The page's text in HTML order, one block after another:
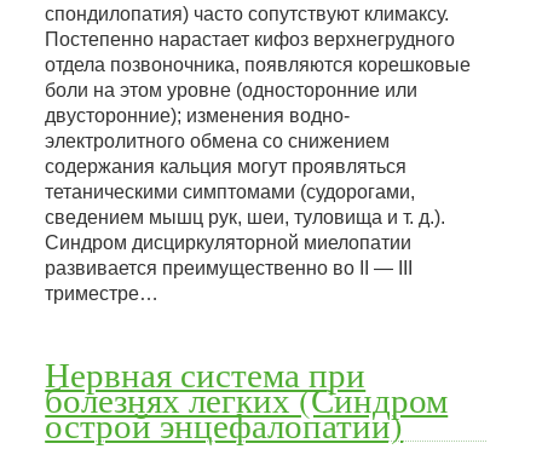
спондилопатия) часто сопутствуют климаксу.
Постепенно нарастает кифоз верхнегрудного
отдела позвоночника, появляются корешковые
боли на этом уровне (односторонние или
двусторонние); изменения водно-
электролитного обмена со снижением
содержания кальция могут проявляться
тетаническими симптомами (судорогами,
сведением мышц рук, шеи, туловища и т. д.).
Синдром дисциркуляторной миелопатии
развивается преимущественно во II — III
триместре…
Нервная система при
болезнях легких (Синдром
острой энцефалопатии)